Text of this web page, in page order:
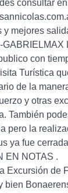
consultar en
y mejores
GABRIELMAX
con
Turística
de la
y otras
También
pero la
ya fue
EN NOTAS .
Excursión de
bien